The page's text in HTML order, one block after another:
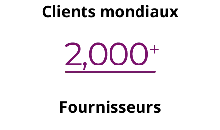
Clients mondiaux
Fournisseurs